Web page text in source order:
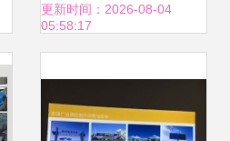
打印机 广告制作的
更新时间：2026-08-04
05:58:17